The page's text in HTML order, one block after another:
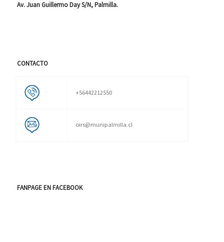
Av. Juan Guillermo Day S/N, Palmilla.
CONTACTO
+56442212550
oirs@munipalmilla.cl
FANPAGE EN FACEBOOK